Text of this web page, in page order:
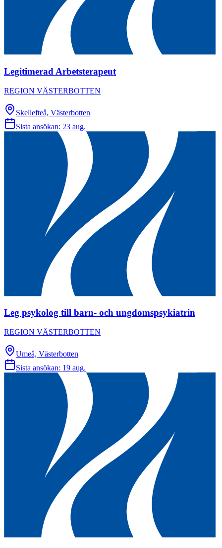
Legitimerad Arbetsterapeut
REGION VÄSTERBOTTEN
Skellefteå, Västerbotten
Sista ansökan: 23 aug.
Leg psykolog till barn- och ungdomspsykiatrin
REGION VÄSTERBOTTEN
Umeå, Västerbotten
Sista ansökan: 19 aug.